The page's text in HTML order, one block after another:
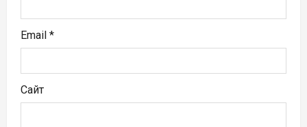
Email *
Сайт